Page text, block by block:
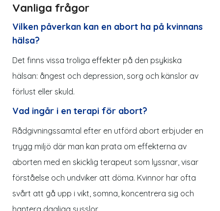
Vanliga frågor
Vilken påverkan kan en abort ha på kvinnans
hälsa?
Det finns vissa troliga effekter på den psykiska
hälsan: ångest och depression, sorg och känslor av
förlust eller skuld.
Vad ingår i en terapi för abort?
Rådgivningssamtal efter en utförd abort erbjuder en
trygg miljö där man kan prata om effekterna av
aborten med en skicklig terapeut som lyssnar, visar
förståelse och undviker att döma. Kvinnor har ofta
svårt att gå upp i vikt, somna, koncentrera sig och
hantera dagliga sysslor.